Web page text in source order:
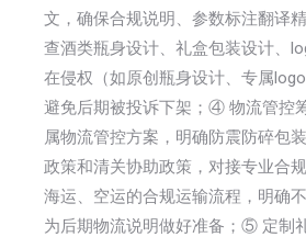
文，确保合规说明、参数标注翻译
查酒类瓶身设计、礼盒包装设计、
在侵权（如原创瓶身设计、专属
避免后期被投诉下架；④ 物流管控
属物流管控方案，明确防震防碎包
政策和清关协助政策，对接专业合
海运、空运的合规运输流程，明确
为后期物流说明做好准备；⑤ 定制